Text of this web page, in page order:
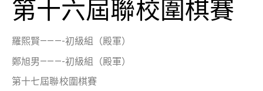
第十六屆聯校圍棋賽
羅熙賢———-初級組（殿軍）
鄭旭男———-初級組（殿軍）
第十七屆聯校圍棋賽